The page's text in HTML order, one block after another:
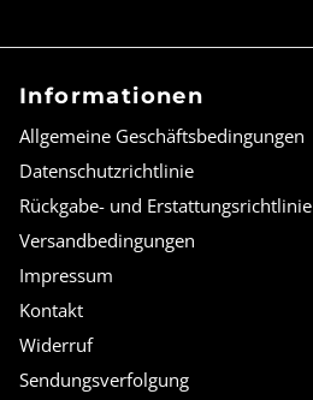
Informationen
Allgemeine Geschäftsbedingungen
Datenschutzrichtlinie
Rückgabe- und Erstattungsrichtlinie
Versandbedingungen
Impressum
Kontakt
Widerruf
Sendungsverfolgung